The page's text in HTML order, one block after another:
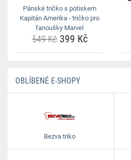
Pánské tričko s potiskem
Kapitán Amerika - tričko pro
fanoušky Marvel
549 Kč399 Kč
OBLÍBENÉ E-SHOPY
Bezva triko